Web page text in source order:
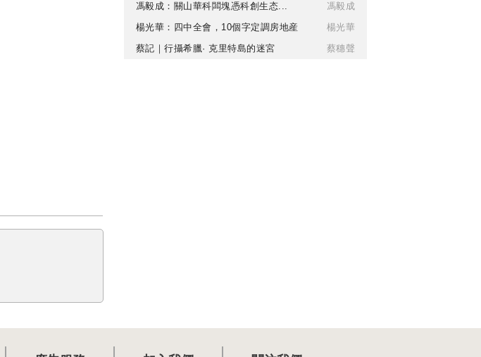
馮毅成：關山華科闆塊憑科創生态...
馮毅成
楊光華：四中全會，10個字定調房地産
楊光華
蔡記｜行攝希臘· 克里特島的迷宮
蔡穗聲